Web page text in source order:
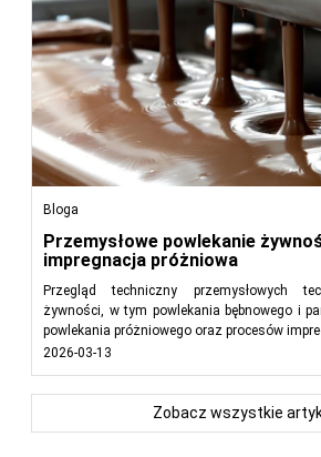
Bloga
Przemysłowe powlekanie
impregnacja próżniowa
Przegląd techniczny przemysłowych
żywności, w tym powlekania bębnowego i
powlekania próżniowego oraz procesów
2026-03-13
Zobacz wszystkie